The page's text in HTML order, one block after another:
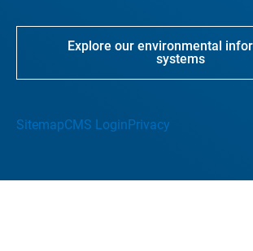
Explore our environmental
systems
SitemapCMS Login Privacy